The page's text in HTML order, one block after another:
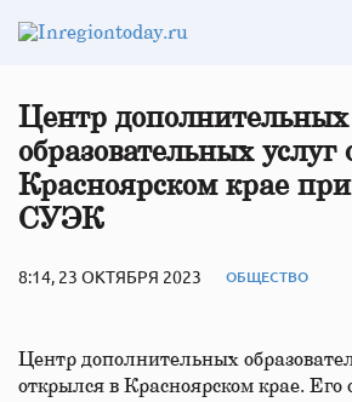
Центр дополнительных
образовательных услуг
Красноярском крае
СУЭК
8:14, 23 ОКТЯБРЯ 2023 ОБЩЕСТВО
Центр дополнительных
открылся в Красноярском крае. Его